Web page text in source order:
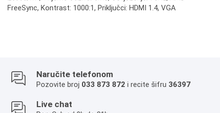
FreeSync, Kontrast: 1000:1, Priključci: HDMI 1.4, VGA
Naručite telefonom
Pozovite broj 033 873 872 i recite šifru 36397
Live chat